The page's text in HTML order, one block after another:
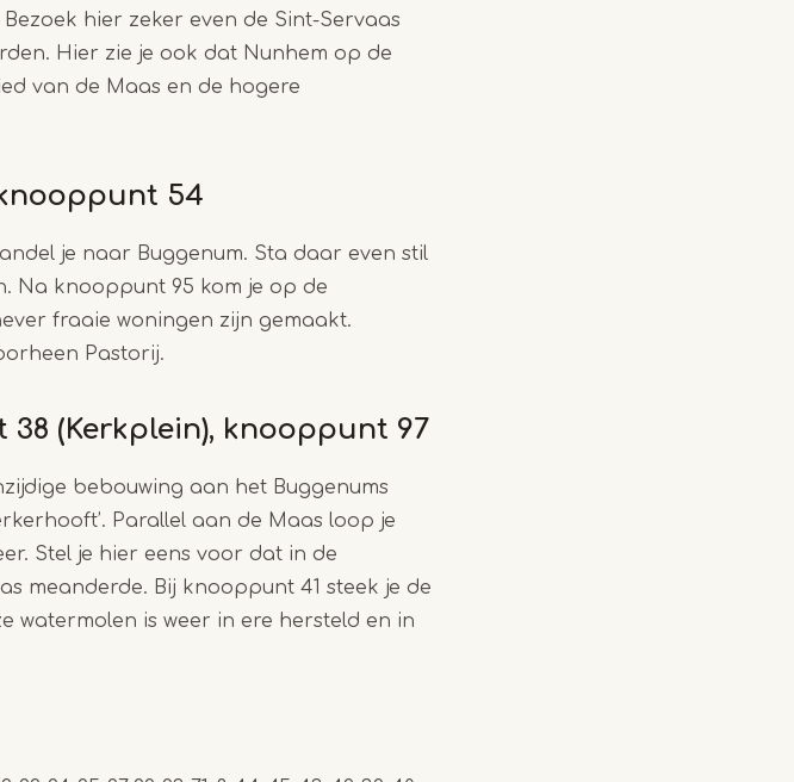
hier zeker even de Sint-Servaas
Hier zie je ook dat Nunhem op de
van de Maas en de hogere
54
je naar Buggenum. Sta daar even stil
Na knooppunt 95 kom je op de
fraaie woningen zijn gemaakt.
Pastorij.
(Kerkplein), knooppunt 97
bebouwing aan het Buggenums
Parallel aan de Maas loop je
Stel je hier eens voor dat in de
meanderde. Bij knooppunt 41 steek je de
watermolen is weer in ere hersteld en in